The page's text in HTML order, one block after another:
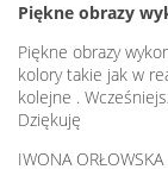
Piękne obrazy
Piękne obrazy
kolory takie jak w
kolejne .
Dziękuję
IWONA ORŁOWSKA